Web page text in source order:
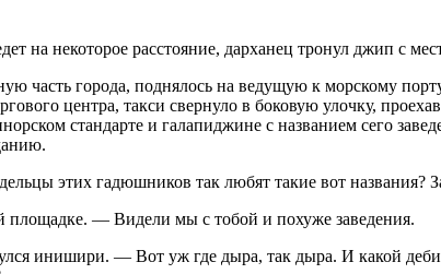
на некоторое расстояние, дарханец тронул джип с
часть города, поднялось на ведущую к морскому
центра, такси свернуло в боковую улочку,
стандарте и галапиджине с названием сего
этих гадюшников так любят такие вот названия?
— Видели мы с тобой и похуже заведения.
инишири. — Вот уж где дыра, так дыра. И какой